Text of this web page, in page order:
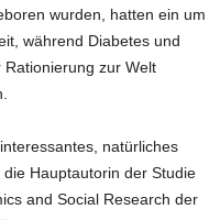
wurden, hatten ein um
während Diabetes und
zur Welt
natürliches
die Hauptautorin der Studie
and Social Research der